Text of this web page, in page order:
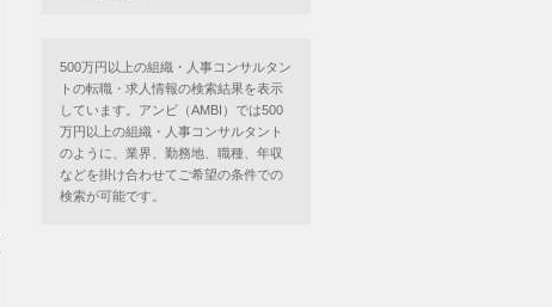
500万円以上の組織・人事コンサルタン
トの転職・求人情報の検索結果を表示
しています。アンビ（AMBI）では500
万円以上の組織・人事コンサルタント
のように、業界、勤務地、職種、年収
などを掛け合わせてご希望の条件での
検索が可能です。